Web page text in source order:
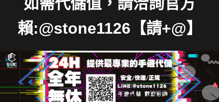
賴:@stone1126【請+@】